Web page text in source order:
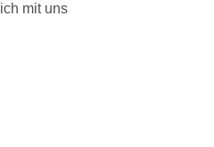
mit uns